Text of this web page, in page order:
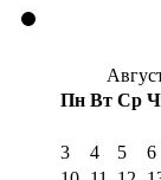
Пн Вт Ср
3
4 5 6